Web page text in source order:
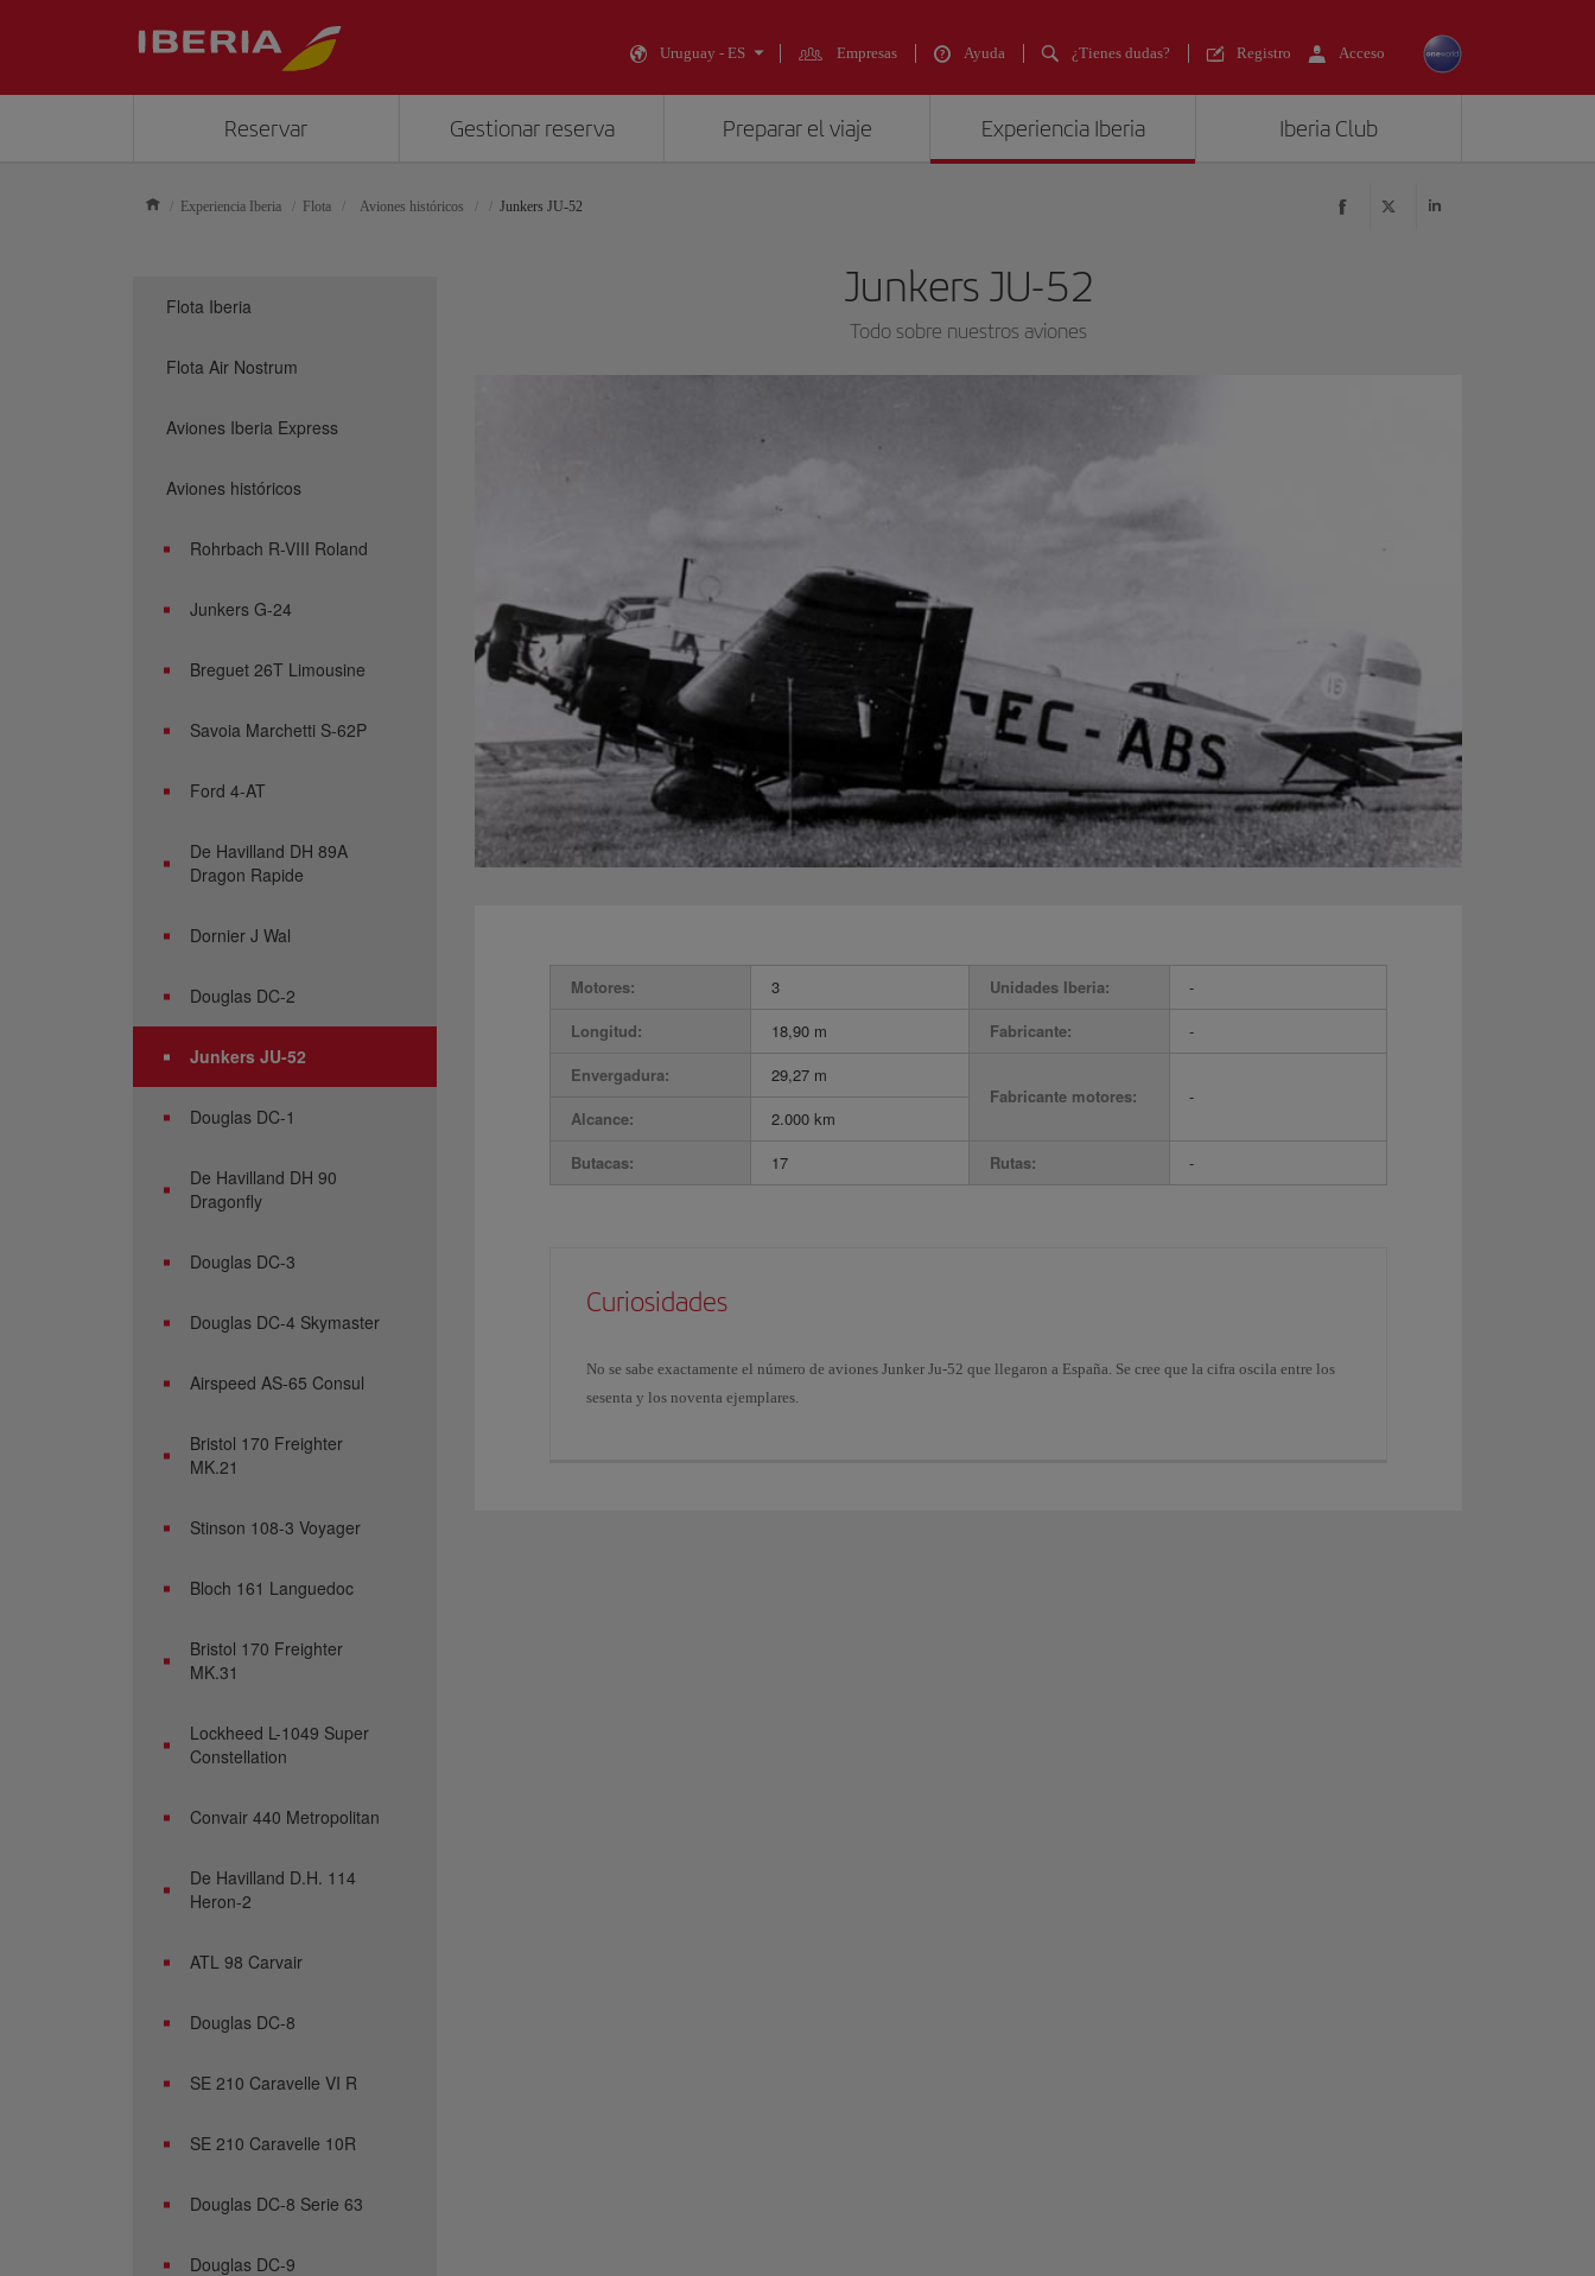
Uruguay - ES Empresas Ayuda ¿Tienes dudas? Registro Acceso
Reservar Gestionar reserva Preparar el viaje Experiencia Iberia Iberia Club
Experiencia Iberia Flota Aviones históricos Junkers JU-52
Junkers JU-52
Todo sobre nuestros aviones
Motores: 3 Unidades Iberia:
-
Longitud:
18,90 m Fabricante:
-
Envergadura:
29,27 m
Fabricante motores:
-
Alcance:
2.000 km
Butacas:
17 Rutas: -
Curiosidades
No se sabe exactamente el número de aviones Junker Ju-52 que llegaron a España. Se cree que la cifra oscila entre los
sesenta y los noventa ejemplares.
Flota Iberia
Flota Air Nostrum
Aviones Iberia Express
Aviones históricos
Rohrbach R-VIII Roland
Junkers G-24
Breguet 26T Limousine
Savoia Marchetti S-62P
Ford 4-AT
De Havilland DH 89A
Dragon Rapide
Dornier J Wal
Douglas DC-2
Junkers JU-52
Douglas DC-1
De Havilland DH 90
Dragonfly
Douglas DC-3
Douglas DC-4 Skymaster
Airspeed AS-65 Consul
Bristol 170 Freighter
MK.21
Stinson 108-3 Voyager
Bloch 161 Languedoc
Bristol 170 Freighter
MK.31
Lockheed L-1049 Super
Constellation
Convair 440 Metropolitan
De Havilland D.H. 114
Heron-2
ATL 98 Carvair
Douglas DC-8
SE 210 Caravelle VI R
SE 210 Caravelle 10R
Douglas DC-8 Serie 63
Douglas DC-9